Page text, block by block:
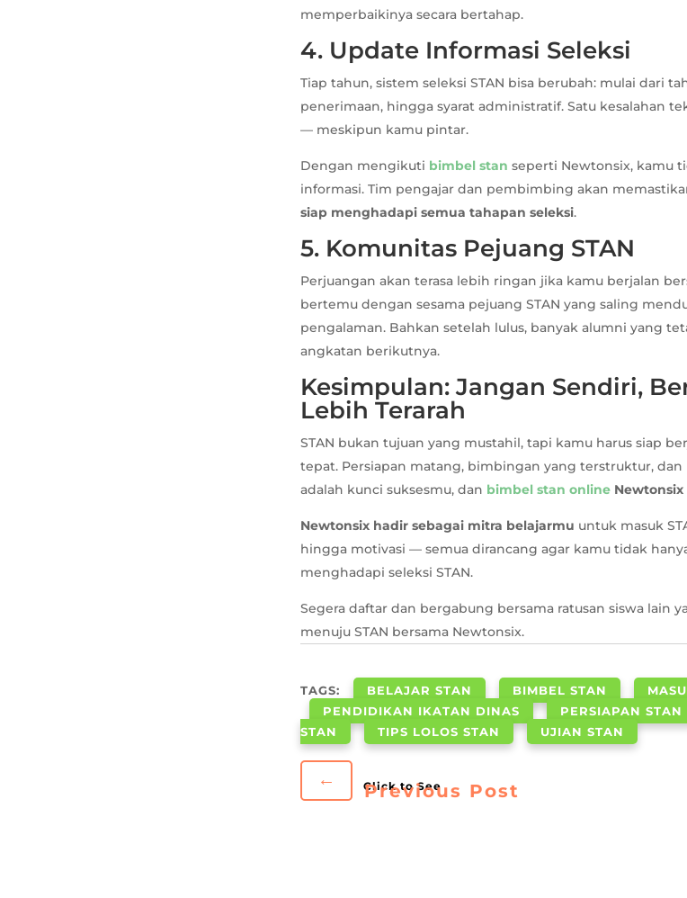
memperbaikinya secara bertahap.
4. Update Informasi Seleksi
Tiap tahun, sistem seleksi STAN bisa berubah: mulai dari
penerimaan, hingga syarat administratif. Satu kesalahan
— meskipun kamu pintar.
Dengan mengikuti bimbel stan seperti Newtonsix, kamu
informasi. Tim pengajar dan pembimbing akan
siap menghadapi semua tahapan seleksi.
5. Komunitas Pejuang STAN
Perjuangan akan terasa lebih ringan jika kamu berjalan
bertemu dengan sesama pejuang STAN yang saling
pengalaman. Bahkan setelah lulus, banyak alumni yang
angkatan berikutnya.
Kesimpulan: Jangan Sendiri,
Lebih Terarah
STAN bukan tujuan yang mustahil, tapi kamu harus siap
tepat. Persiapan matang, bimbingan yang terstruktur,
adalah kunci suksesmu, dan bimbel stan online
Newtonsix hadir sebagai mitra belajarmu untuk masuk
hingga motivasi — semua dirancang agar kamu tidak
menghadapi seleksi STAN.
Segera daftar dan bergabung bersama ratusan siswa lain
menuju STAN bersama Newtonsix.
TAGS: BELAJAR STAN BIMBEL STAN
PENDIDIKAN IKATAN DINAS
PERSIAPAN STAN
STAN
TIPS LOLOS STAN UJIAN STAN
←
Previous Post